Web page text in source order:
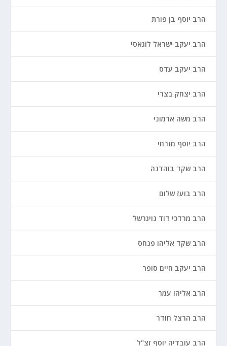
הרב יוסף בן פורת
הרב יעקב ישראל לוגאסי
הרב יעקב עדס
הרב יצחק בצרי
הרב משה ארמוני
הרב יוסף מזרחי
הרב שקד בוהדנה
הרב בועז שלום
הרב מרדכי דוד נויגרשל
הרב שקד אליהו פנחס
הרב יעקב חיים סופר
הרב אליהו עמר
הרב הרצל חודר
הרב עובדיה יוסף זצ"ל